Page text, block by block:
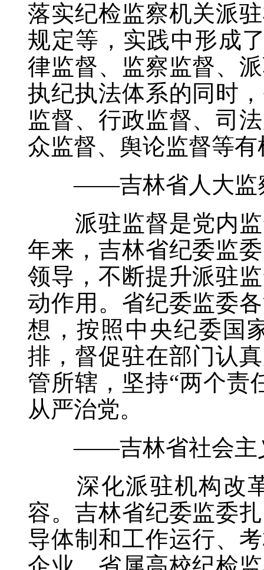
落实纪检监察机关派
规定等，实践中形成
律监督、监察监督、
执纪执法体系的同时
监督、行政监督、司
众监督、舆论监督等
——吉林省人大监察
派驻监督是党内监
年来，吉林省纪委监
领导，不断提升派驻
动作用。省纪委监委
想，按照中央纪委国
排，督促驻在部门认
管所辖，坚持“两个责
从严治党。
——吉林省社会主义
深化派驻机构改革
容。吉林省纪委监委
导体制和工作运行、